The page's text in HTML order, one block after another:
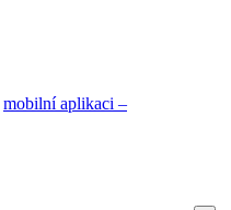
mobilní aplikaci –